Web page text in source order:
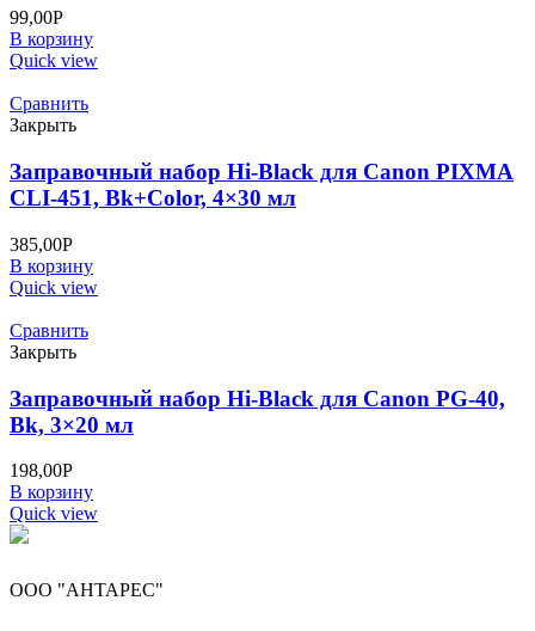
99,00Р
В корзину
Quick view
Сравнить
Закрыть
Заправочный набор Hi-Black для Canon PIXMA
CLI-451, Bk+Color, 4×30 мл
385,00Р
В корзину
Quick view
Сравнить
Закрыть
Заправочный набор Hi-Black для Canon PG-40,
Bk, 3×20 мл
198,00Р
В корзину
Quick view
ООО "АНТАРЕС"